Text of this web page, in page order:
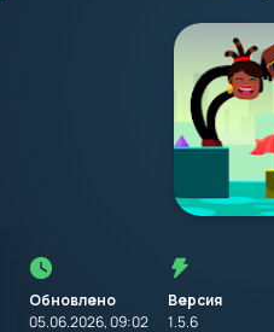
Обновлено
05.06.2026, 09:02
Версия
1.5.6